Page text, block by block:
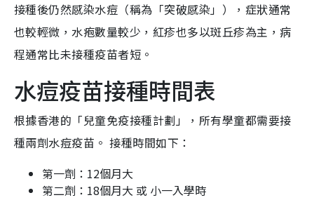
接種後仍然感染水痘（稱為「突破感染」），症狀通常
也較輕微，水疱數量較少，紅疹也多以斑丘疹為主，病
程通常比未接種疫苗者短。
水痘疫苗接種時間表
根據香港的「兒童免疫接種計劃」，所有學童都需要接
種兩劑水痘疫苗。 接種時間如下：
第一劑：12個月大
第二劑：18個月大 或 小一入學時